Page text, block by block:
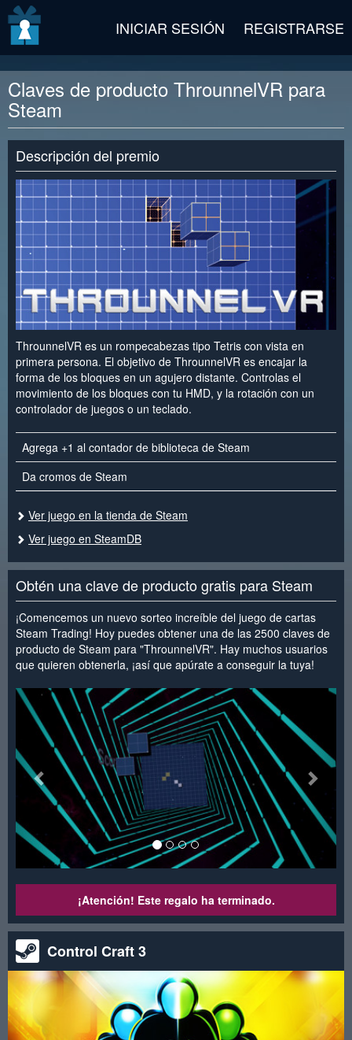
INICIAR SESIÓN REGISTRARSE
Claves de producto ThrounnelVR para
Steam
Descripción del premio
ThrounnelVR es un rompecabezas tipo Tetris con vista en
primera persona. El objetivo de ThrounnelVR es encajar la
forma de los bloques en un agujero distante. Controlas el
movimiento de los bloques con tu HMD, y la rotación con un
controlador de juegos o un teclado.
Agrega +1 al contador de biblioteca de Steam
Da cromos de Steam
Ver juego en la tienda de Steam
Ver juego en SteamDB
Obtén una clave de producto gratis para Steam
¡Comencemos un nuevo sorteo increíble del juego de cartas
Steam Trading! Hoy puedes obtener una de las 2500 claves de
producto de Steam para "ThrounnelVR". Hay muchos usuarios
que quieren obtenerla, ¡así que apúrate a conseguir la tuya!
<
¡Atención! Este regalo ha terminado.
Control Craft 3